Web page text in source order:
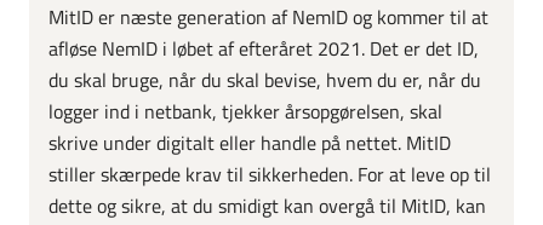
MitID er næste generation af NemID og kommer til at
afløse NemID i løbet af efteråret 2021. Det er det ID,
du skal bruge, når du skal bevise, hvem du er, når du
logger ind i netbank, tjekker årsopgørelsen, skal
skrive under digitalt eller handle på nettet. MitID
stiller skærpede krav til sikkerheden. For at leve op til
dette og sikre, at du smidigt kan overgå til MitID, kan